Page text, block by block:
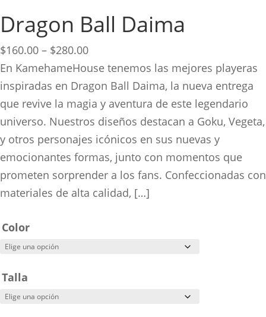
Dragon Ball Daima
$160.00 – $280.00Price
range:
$160.00
through
$280.00
En KamehameHouse tenemos las mejores playeras
inspiradas en Dragon Ball Daima, la nueva entrega
que revive la magia y aventura de este legendario
universo. Nuestros diseños destacan a Goku, Vegeta,
y otros personajes icónicos en sus nuevas y
emocionantes formas, junto con momentos que
prometen sorprender a los fans. Confeccionadas con
materiales de alta calidad, […]
Color
Talla